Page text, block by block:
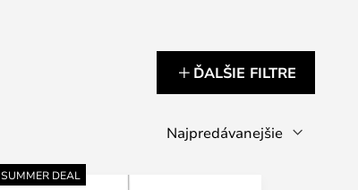
ĎALŠIE FILTRE
SUMMER DEAL